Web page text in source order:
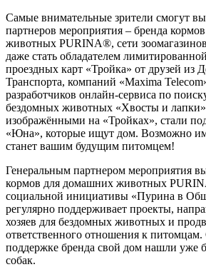
Самые внимательные зрители смогут
партнеров мероприятия – бренда
животных PURINA®, сети
даже стать обладателем
проездных карт «Тройка» от друзей из
Транспорта, компаний «Maxima
разработчиков онлайн-сервиса по
бездомных животных «Хвосты и
изображёнными на «Тройках», стали
«Юна», которые ищут дом. Возможно
станет вашим будущим питомцем!
Генеральным партнером мероприятия
кормов для домашних животных
социальной инициативы «Пурина в
регулярно поддерживает проекты,
хозяев для бездомных животных и
ответственного отношения к
поддержке бренда свой дом нашли уже
собак.